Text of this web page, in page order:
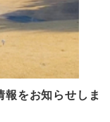
報をお知らせしま